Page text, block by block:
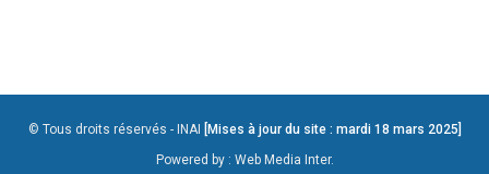
© Tous droits réservés - INAI
[Mises à jour du site : mardi 18 mars 2025]
Powered by : Web Media Inter.